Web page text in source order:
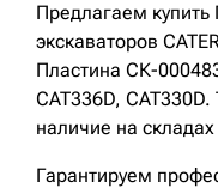
Предлагаем
экскаваторов
Пластина СК-
CAT336D,
наличие на
Гарантируем